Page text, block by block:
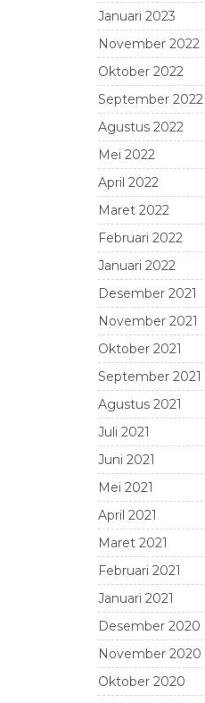
Januari 2023
November 2022
Oktober 2022
September 2022
Agustus 2022
Mei 2022
April 2022
Maret 2022
Februari 2022
Januari 2022
Desember 2021
November 2021
Oktober 2021
September 2021
Agustus 2021
Juli 2021
Juni 2021
Mei 2021
April 2021
Maret 2021
Februari 2021
Januari 2021
Desember 2020
November 2020
Oktober 2020